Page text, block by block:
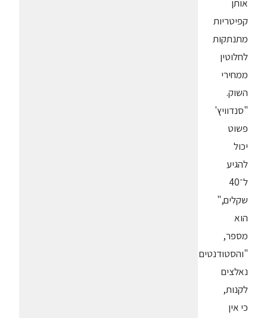
אותן
קפיטריות
מתנתקות
לחלוטין
ממחירי
השוק.
"סנדוויץ'
פשוט
יכול
להגיע
ל־40
שקלים,"
הוא
מספר,
"והסטודנטים
נאלצים
לקנות,
כי אין